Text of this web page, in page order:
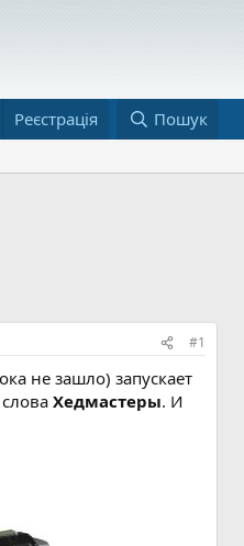
Реєстрація Пошук
#1
не зашло) запускает
словаХедмастеры. И